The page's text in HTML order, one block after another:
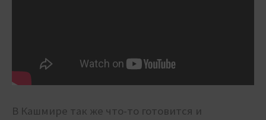
В Кашмире так же что-то готовится и